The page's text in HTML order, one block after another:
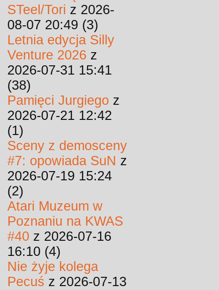
STeel/Tori z 2026-
08-07 20:49 (3)
Letnia edycja Silly
Venture 2026 z
2026-07-31 15:41
(38)
Pamięci Jurgiego z
2026-07-21 12:42
(1)
Sceny z demosceny
#7: opowiada SuN z
2026-07-19 15:24
(2)
Atari Muzeum w
Poznaniu na KWAS
#40 z 2026-07-16
16:10 (4)
Nie żyje kolega
Pecuś z 2026-07-13